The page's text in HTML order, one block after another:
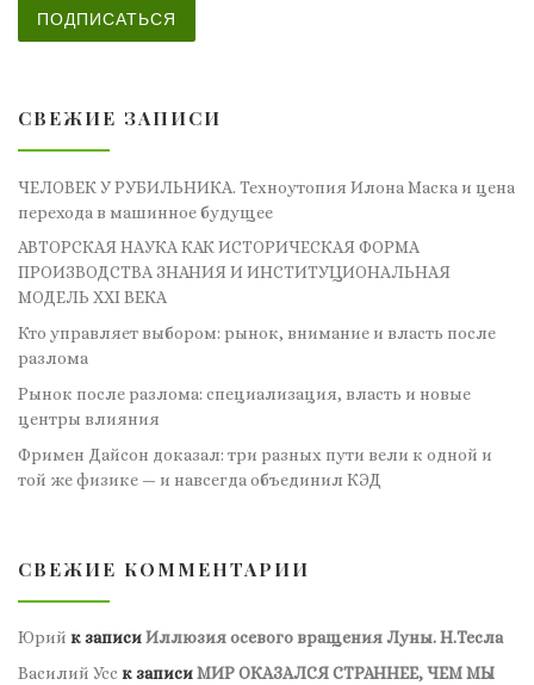
ПОДПИСАТЬСЯ
СВЕЖИЕ ЗАПИСИ
ЧЕЛОВЕК У РУБИЛЬНИКА. Техноутопия Илона Маска и цена
перехода в машинное будущее
АВТОРСКАЯ НАУКА КАК ИСТОРИЧЕСКАЯ ФОРМА
ПРОИЗВОДСТВА ЗНАНИЯ И ИНСТИТУЦИОНАЛЬНАЯ
МОДЕЛЬ XXI ВЕКА
Кто управляет выбором: рынок, внимание и власть после
разлома
Рынок после разлома: специализация, власть и новые
центры влияния
Фримен Дайсон доказал: три разных пути вели к одной и
той же физике — и навсегда объединил КЭД
СВЕЖИЕ КОММЕНТАРИИ
Юрий к записиИллюзия осевого вращения Луны. Н.Тесла
Василий Усс к записиМИР ОКАЗАЛСЯ СТРАННЕЕ, ЧЕМ МЫ